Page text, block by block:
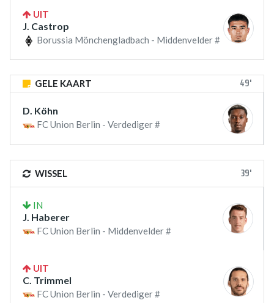
UIT
J. Castrop
Borussia Mönchengladbach - Middenvelder #
GELE KAART 49'
D. Köhn
FC Union Berlin - Verdediger #
WISSEL 39'
IN
J. Haberer
FC Union Berlin - Middenvelder #
UIT
C. Trimmel
FC Union Berlin - Verdediger #